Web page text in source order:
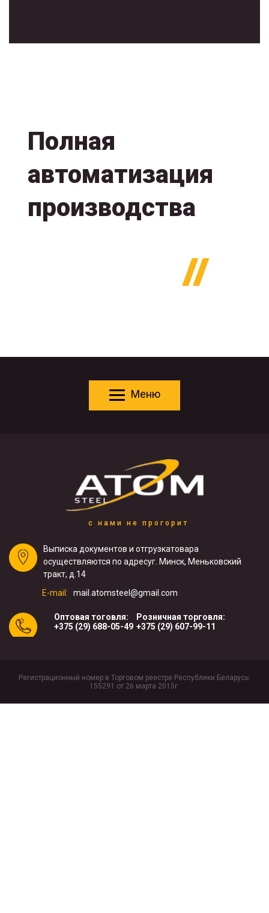
Полная
автоматизация
производства
Меню
с нами не прогорит
Выписка документов и отгрузкатовара
осуществляются по адресуг. Минск, Меньковский
тракт, д.14
E-mail:
mail.atomsteel@gmail.com
Оптовая тоговля:
+375 (29) 688-05-49
Розничная торговля:
+375 (29) 607-99-11
Регистрационный номер в Торговом реестре Республики Беларусь:
155291 от 26 марта 2015г.